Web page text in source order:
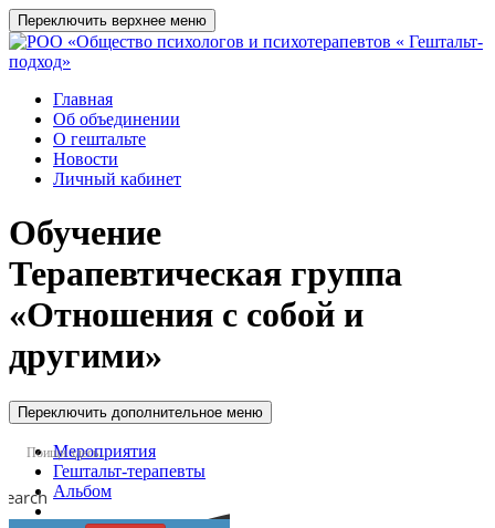
Переключить верхнее меню
Главная
Об объединении
О гештальте
Новости
Личный кабинет
Обучение
Терапевтическая группа
«Отношения с собой и
другими»
Переключить дополнительное меню
Мероприятия
Гештальт-терапевты
Альбом